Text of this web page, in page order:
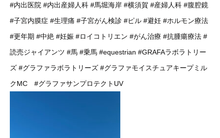
#内出医院 #内出産婦人科 #馬堀海岸 #横須賀 #産婦人科 #腹腔鏡
#子宮内膜症 #生理痛 #子宮がん検診 #ピル #避妊 #ホルモン療法
#更年期 #中絶 #妊娠 #ロイコトリエン #がん治療 #抗腫瘍療法 #
読売ジャイアンツ #馬 #乗馬 #equestrian #GRAFAラボラトリー
ズ #グラファラボラトリーズ #グラファモイスチュアキープミル
クMC
#グラファサンプロテクトUV